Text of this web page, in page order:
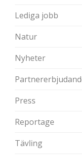
Lediga jobb
Natur
Nyheter
Press
Reportage
Tävling